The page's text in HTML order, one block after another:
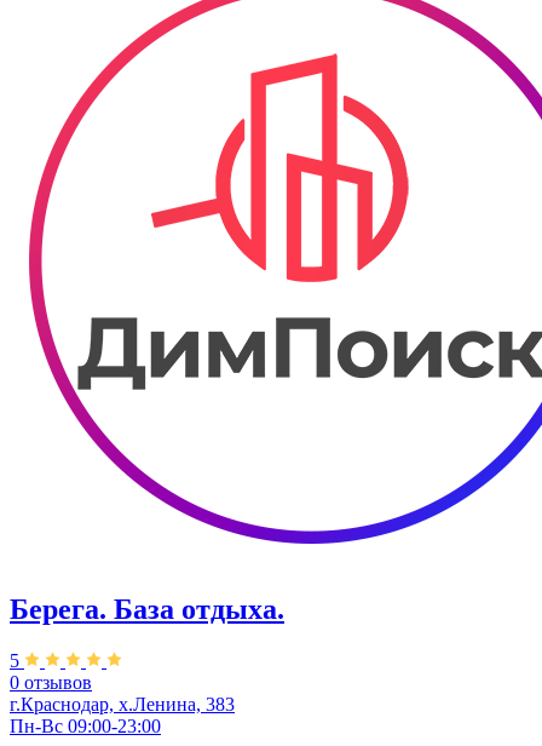
Берега. База отдыха.
5
0 отзывов
г.Краснодар, х.Ленина, 383
Пн-Вс 09:00-23:00